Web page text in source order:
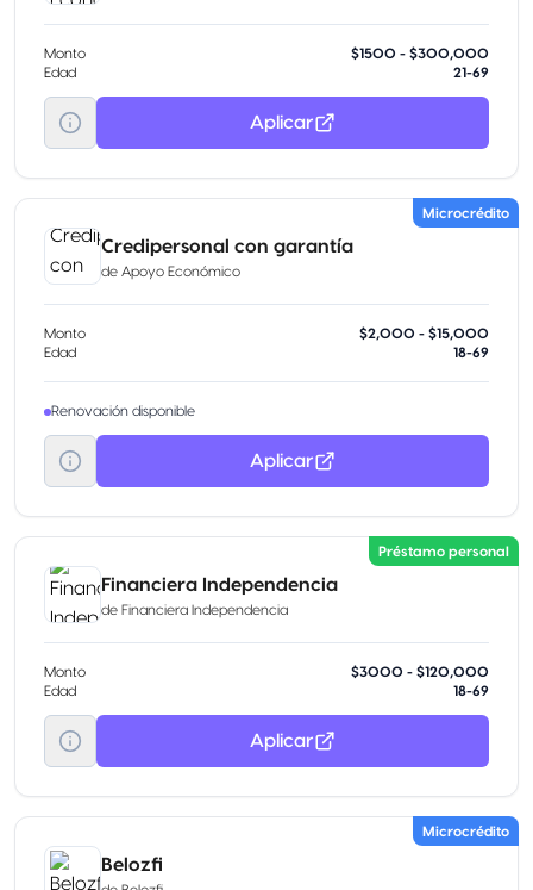
Monto
$1500 - $300,000
Edad
21-69
Aplicar
Microcrédito
Credipersonal con garantía
de Apoyo Económico
Monto
$2,000 - $15,000
Edad
18-69
Renovación disponible
Aplicar
Préstamo personal
Financiera Independencia
de Financiera Independencia
Monto
$3000 - $120,000
Edad
18-69
Aplicar
Microcrédito
Belozfi